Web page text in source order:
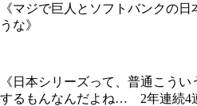
《マジで巨人とソフトバンクの
うな》
《日本シリーズって、普通こう
するもんなんだよね… 2年連続4